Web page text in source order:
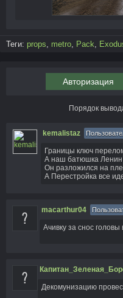
Теги: props, metro, Pack,
Авторизация
Порядок
kemalistaz
Границы ключ
А наш батюшка Ленин
Он разложился на
А Перестройка все
macarthur04
Ачивку за снос
Декомунизацию